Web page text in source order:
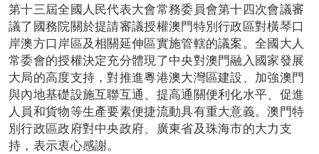
第十三屆全國人民代表大會常務委員會第十四次會議審
議了國務院關於提請審議授權澳門特別行政區對橫琴口
岸澳方口岸區及相關延伸區實施管轄的議案。全國大人
常委會的授權決定充分體現了中央對澳門融入國家發展
大局的高度支持，對推進粵港澳大灣區建設、加強澳門
與內地基礎設施互聯互通、提高通關便利化水平、促進
人員和貨物等生產要素便捷流動具有重大意義。澳門特
別行政區政府對中央政府、廣東省及珠海市的大力支
持，表示衷心感謝。